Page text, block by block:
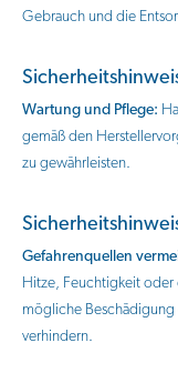
Gebrauch und die
Wartung und Pflege:
gemäß den
zu gewährleisten.
Gefahrenquellen
Hitze, Feuchtigkeit oder
mögliche
verhindern.